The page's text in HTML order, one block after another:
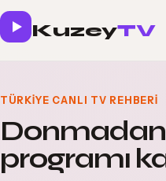
KuzeyTV
TÜRKIYE CANLI TV REHBERI
Donmadan
programı